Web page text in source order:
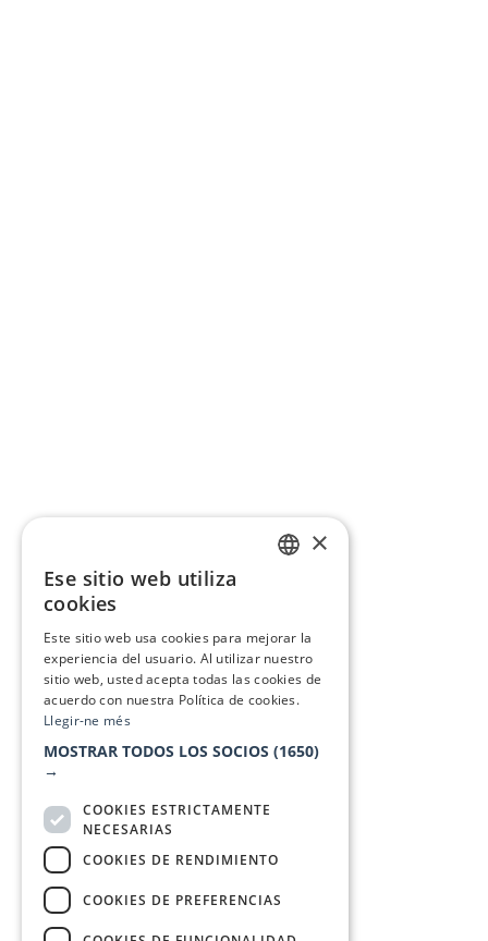
×
Ese sitio web utiliza
cookies
Este sitio web usa cookies para mejorar la
experiencia del usuario. Al utilizar nuestro
sitio web, usted acepta todas las cookies de
acuerdo con nuestra Política de cookies.
Llegir-ne més
MOSTRAR TODOS LOS SOCIOS (1650)
→
COOKIES ESTRICTAMENTE
NECESARIAS
COOKIES DE RENDIMIENTO
COOKIES DE PREFERENCIAS